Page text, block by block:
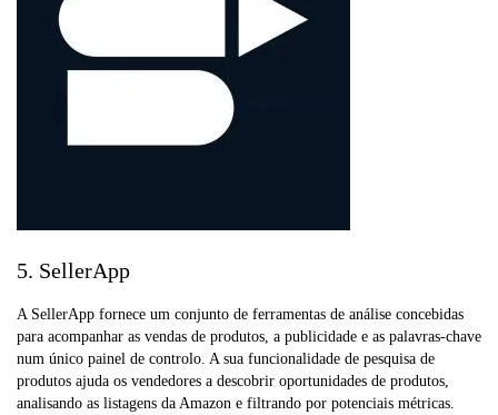
5. SellerApp
A SellerApp fornece um conjunto de ferramentas de análise concebidas
para acompanhar as vendas de produtos, a publicidade e as palavras-chave
num único painel de controlo. A sua funcionalidade de pesquisa de
produtos ajuda os vendedores a descobrir oportunidades de produtos,
analisando as listagens da Amazon e filtrando por potenciais métricas.